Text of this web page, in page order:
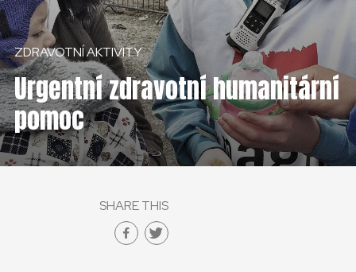
PRACUJTE S NÁMI
KONTAKTUJTE NÁS
ČESKÁ REPUBLIKA
GLOBAL
ČESKÁ REPUBLIKA
ZDRAVOTNÍ AKTIVITY
Urgentní zdravotní humanitární
pomoc
SHARE THIS